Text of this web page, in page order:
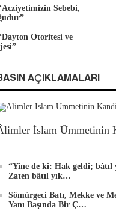
Sebebi,
Otoritesi ve
AÇIKLAMALARI
İslam Ümmetinin
“Yine de ki: Hak geldi; bâtıl
Zaten bâtıl yık…
Sömürgeci Batı, Mekke ve
Yanı Başında Bir Ç…